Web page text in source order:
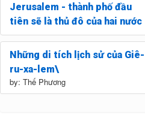
Jerusalem - thành phố đầu
tiên sẽ là thủ đô của hai nước
Những di tích lịch sử của Giê-
ru-xa-lem\
by: Thế Phương